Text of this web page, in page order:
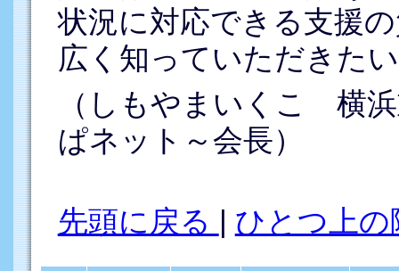
状況に対応できる支援
広く知っていただきた
（しもやまいくこ 横
ぱネット～会長）
先頭に戻る ひとつ上の